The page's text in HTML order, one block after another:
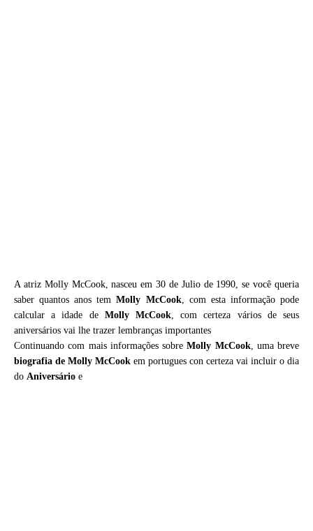
A atriz Molly McCook, nasceu em 30 de Julio de 1990, se você queria
saber quantos anos temMolly McCook, com esta informação pode
calcular a idade de Molly McCook, com certeza vários de seus
aniversários vai lhe trazer lembranças importantes
Continuando com mais informações sobreMolly McCook, uma breve
biografia de Molly McCook em portugues con certeza vai incluir o dia
do Aniversário e